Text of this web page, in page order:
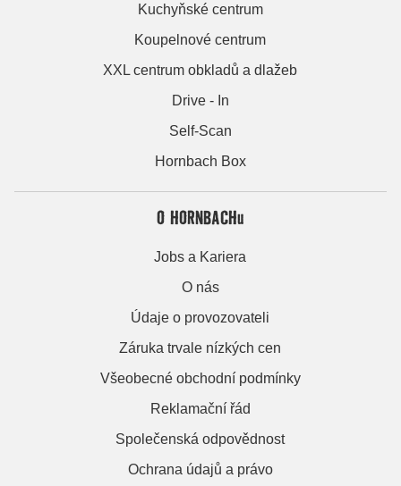
Kuchyňské centrum
Koupelnové centrum
XXL centrum obkladů a dlažeb
Drive - In
Self-Scan
Hornbach Box
O HORNBACHu
Jobs a Kariera
O nás
Údaje o provozovateli
Záruka trvale nízkých cen
Všeobecné obchodní podmínky
Reklamační řád
Společenská odpovědnost
Ochrana údajů a právo